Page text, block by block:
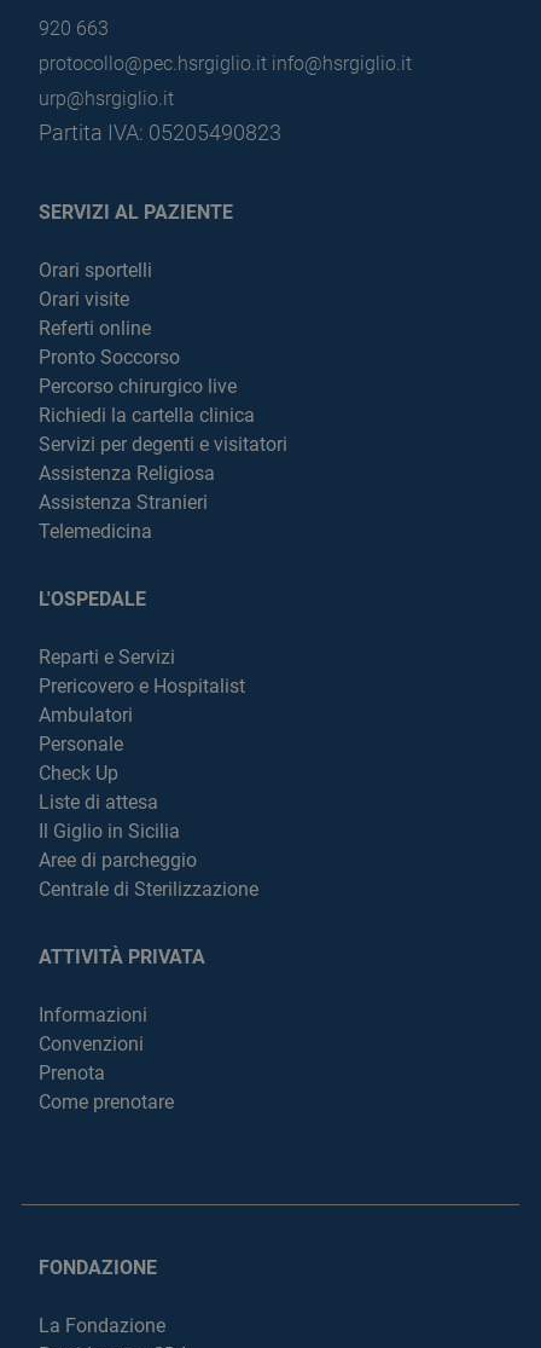
920 663
protocollo@pec.hsrgiglio.it info@hsrgiglio.it
urp@hsrgiglio.it
Partita IVA: 05205490823
SERVIZI AL PAZIENTE
Orari sportelli
Orari visite
Referti online
Pronto Soccorso
Percorso chirurgico live
Richiedi la cartella clinica
Servizi per degenti e visitatori
Assistenza Religiosa
Assistenza Stranieri
Telemedicina
L'OSPEDALE
Reparti e Servizi
Prericovero e Hospitalist
Ambulatori
Personale
Check Up
Liste di attesa
Il Giglio in Sicilia
Aree di parcheggio
Centrale di Sterilizzazione
ATTIVITÀ PRIVATA
Informazioni
Convenzioni
Prenota
Come prenotare
FONDAZIONE
La Fondazione